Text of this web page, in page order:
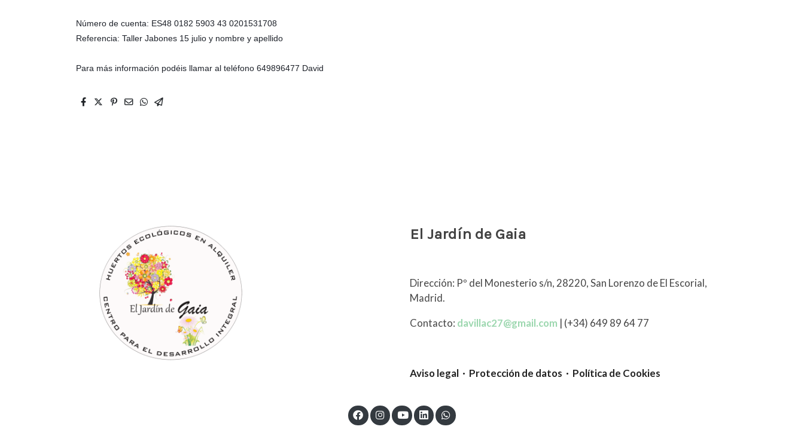
Número de cuenta: ES48 0182 5903 43 0201531708
Referencia: Taller Jabones 15 julio y nombre y apellido
Para más información podéis llamar al teléfono 649896477 David
El Jardín de Gaia
Dirección: Pº del Monesterio s/n, 28220, San Lorenzo de El Escorial,
Madrid.
Contacto: davillac27@gmail.com | (+34) 649 89 64 77
Aviso legal · Protección de datos · Política de Cookies